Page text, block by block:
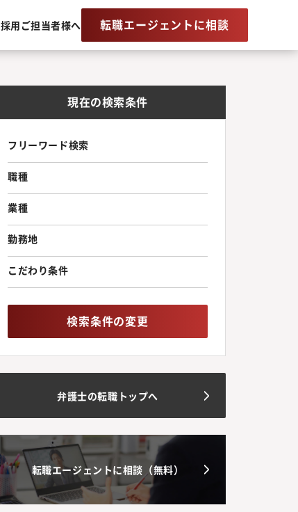
採用ご担当者様へ 転職エージェントに相談
現在の検索条件
フリーワード検索
職種
業種
勤務地
こだわり条件
検索条件の変更
弁護士の転職トップへ
転職エージェントに相談（無料）